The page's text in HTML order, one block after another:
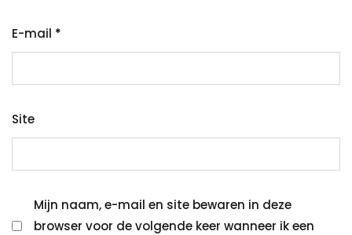
E-mail *
Site
Mijn naam, e-mail en site bewaren in deze
browser voor de volgende keer wanneer ik een